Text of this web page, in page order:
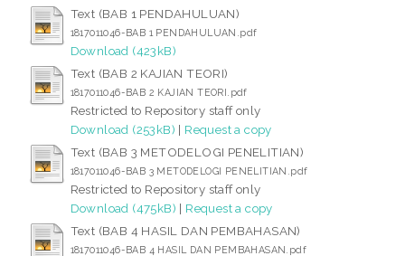
Text (BAB 1 PENDAHULUAN)
1817011046-BAB 1 PENDAHULUAN.pdf
Download (423kB)
Text (BAB 2 KAJIAN TEORI)
1817011046-BAB 2 KAJIAN TEORI.pdf
Restricted to Repository staff only
Download (253kB) | Request a copy
Text (BAB 3 METODELOGI PENELITIAN)
1817011046-BAB 3 METODELOGI PENELITIAN.pdf
Restricted to Repository staff only
Download (475kB) | Request a copy
Text (BAB 4 HASIL DAN PEMBAHASAN)
1817011046-BAB 4 HASIL DAN PEMBAHASAN.pdf